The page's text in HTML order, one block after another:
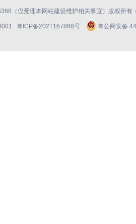
（仅受理本网站建设维护相关事宜）版权所有
粤ICP备2021167868号 粤公网安备